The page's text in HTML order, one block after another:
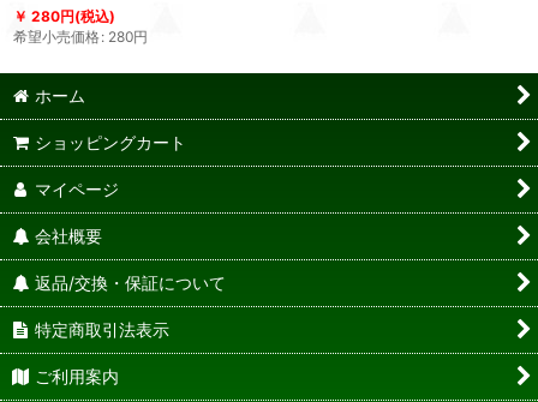
280円(税込)
希望小売価格: 280円
ホーム
ショッピングカート
マイページ
会社概要
返品/交換・保証について
特定商取引法表示
ご利用案内